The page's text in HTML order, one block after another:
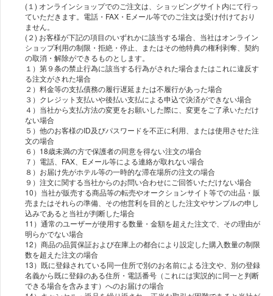
(１) オンラインショップでのご注文は、ショッピングサイト内にて行っ
ていただきます。電話・FAX・Eメール等でのご注文は受け付けており
ません。
(２) お客様が下記の項目のいずれかに該当する場合、当社はオンライン
ショップ利用の制限・拒絶・停止、またはその他特典の権利剥奪、契約
の取消・解除ができるものとします。
１）第９条の禁止行為に該当する行為がされた場合またはこれに違反す
る注文がされた場合
２）料金等の支払債務の履行遅延または不履行があった場合
３）クレジット支払いや後払い支払による申込で決済ができない場合
４）当社から支払方法の変更をお願いした際に、変更をご了承いただけ
ない場合
５）他のお客様のID及びパスワードを不正に利用、または使用させた注
文の場合
６）18歳未満の方で保護者の同意を得ない注文の場合
７）電話、FAX、Eメール等による連絡が取れない場合
８）お届け先がホテル等の一時的な滞在場所の注文の場合
９）注文に関する当社からのお問い合わせにご回答いただけない場合
10）当社が販売する商品等の転売やオークションサイト等での出品・販
売またはそれらの準備、その他営利を目的とした注文やサンプルの申し
込みであると当社が判断した場合
11）通常のユーザーが使用する数量・金額を超えた注文で、その理由が
明らかでない場合
12）商品の品質保証および在庫上の都合により設定した購入数量の制限
数を超えた注文の場合
13）既に登録されている同一住所で別のお名前による注文や、別の登録
名義から既に登録のある住所・電話番号（これには実説的に同一と判断
できる場合を含みます）へのお届けの場合